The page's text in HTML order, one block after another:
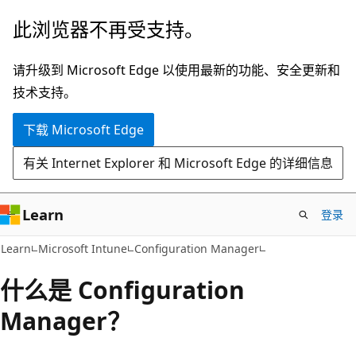
跳
主
要
内
此浏览器不再受支持。
请升级到 Microsoft Edge 以使用最新的功能、安全更新和
技术支持。
下载 Microsoft Edge
有关 Internet Explorer 和 Microsoft Edge 的详细信息
Learn 登录
Learn Microsoft Intune Configuration Manager
什么是 Configuration
Manager？